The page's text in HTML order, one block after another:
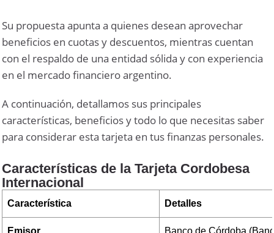
Su propuesta apunta a quienes desean aprovechar
beneficios en cuotas y descuentos, mientras cuentan
con el respaldo de una entidad sólida y con experiencia
en el mercado financiero argentino.
A continuación, detallamos sus principales
características, beneficios y todo lo que necesitas saber
para considerar esta tarjeta en tus finanzas personales.
Características de la Tarjeta Cordobesa
Internacional
Característica Detalles